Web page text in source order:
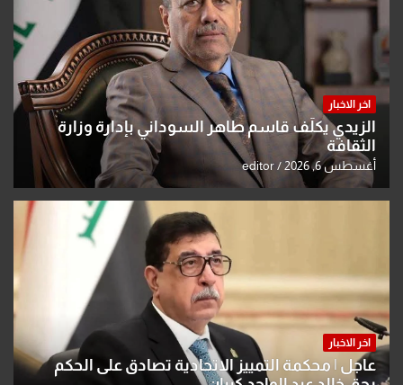
اخر الاخبار
الزيدي يكلّف قاسم طاهر السوداني بإدارة وزارة
الثقافة
أغسطس 6, 2026 editor
اخر الاخبار
عاجل | محكمة التمييز الاتحادية تصادق على الحكم